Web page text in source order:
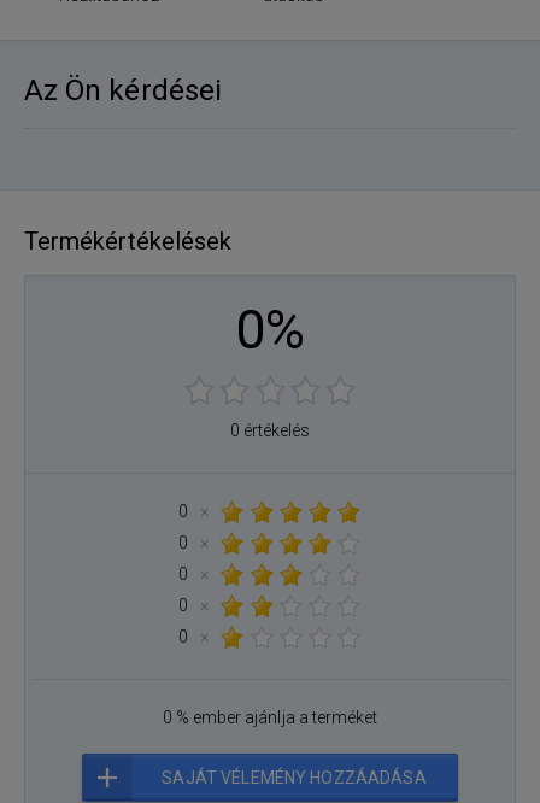
Az Ön kérdései
Termékértékelések
0%
0 értékelés
0
×
0
×
0
×
0
×
0
×
0 % ember ajánlja a terméket
SAJÁT VÉLEMÉNY HOZZÁADÁSA